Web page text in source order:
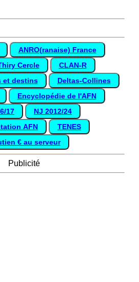
ANRO(ranaise) France
Cercle
CLAN-R
et destins
Deltas-Collines
Encyclopédie de l'AFN
17
NJ 2012/24
AFN
TENES
€ au serveur
Publicité